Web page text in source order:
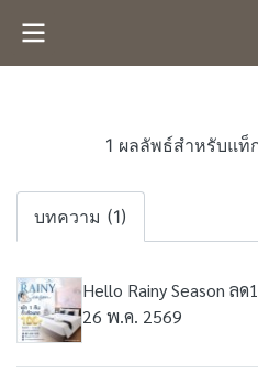
1 ผลลัพธ์สำหรับแท็
บทความ (1)
Hello Rainy Season ลด
26 พ.ค. 2569